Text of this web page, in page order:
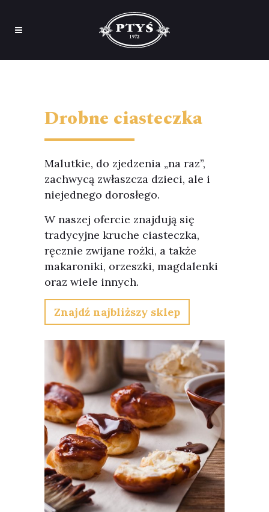
Drobne ciasteczka
Malutkie, do zjedzenia „na raz”,
zachwycą zwłaszcza dzieci, ale i
niejednego dorosłego.
W naszej ofercie znajdują się
tradycyjne kruche ciasteczka,
ręcznie zwijane rożki, a także
makaroniki, orzeszki, magdalenki
oraz wiele innych.
Znajdź najbliższy sklep